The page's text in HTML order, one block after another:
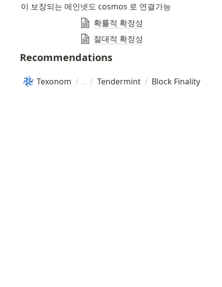
이 보장되는 메인넷도 cosmos 로 연결가능
확률적 확정성
절대적 확정성
Recommendations
Texonom / / Tendermint / Block Finality